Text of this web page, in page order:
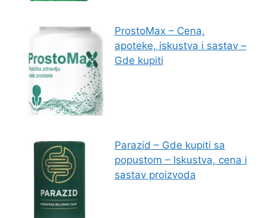
ProstoMax – Cena,
apoteke, iskustva i sastav –
Gde kupiti
Parazid – Gde kupiti sa
popustom – Iskustva, cena i
sastav proizvoda